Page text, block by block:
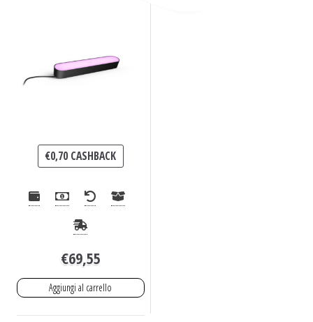
€0,70 CASHBACK
€69,55
Aggiungi al carrello